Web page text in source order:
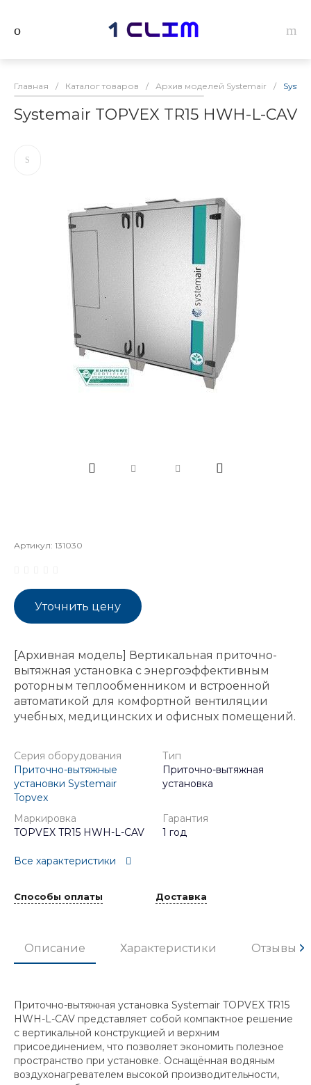
Главная / Каталог товаров / Архив моделей Systemair /
Systemair TOPVEX TR15 HWH-L-CAV
Артикул: 131030
Уточнить цену
[Архивная модель] Вертикальная приточно-
вытяжная установка с энергоэффективным
роторным теплообменником и встроенной
автоматикой для комфортной вентиляции
учебных, медицинских и офисных помещений.
Серия оборудования
Приточно-вытяжные
установки Systemair
Topvex
Тип
Приточно-вытяжная
установка
Маркировка
TOPVEX TR15 HWH-L-CAV
Гарантия
1 год
Все характеристики
Способы оплаты Доставка
Описание Характеристики Отзывы
Приточно-вытяжная установка Systemair TOPVEX TR15
HWH-L-CAV представляет собой компактное решение
с вертикальной конструкцией и верхним
присоединением, что позволяет экономить полезное
пространство при установке. Оснащённая водяным
воздухонагревателем высокой производительности,